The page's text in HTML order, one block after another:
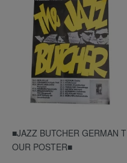
■JAZZ BUTCHER GERMAN T
OUR POSTER■